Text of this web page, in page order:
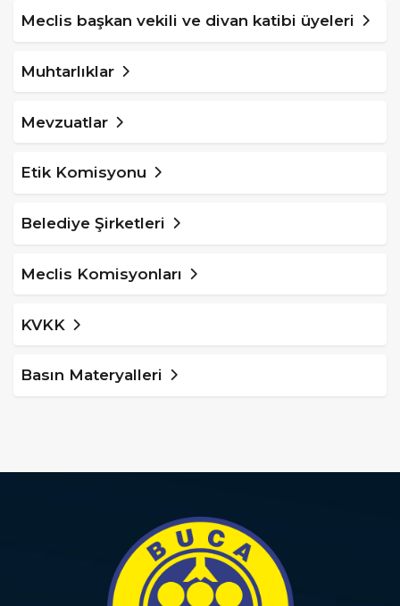
Meclis başkan vekili ve divan katibi üyeleri
Muhtarlıklar
Mevzuatlar
Etik Komisyonu
Belediye Şirketleri
Meclis Komisyonları
KVKK
Basın Materyalleri